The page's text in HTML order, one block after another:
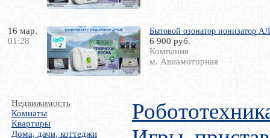
16 мар.
01:28
Бытовой озонатор ионизатор
6 900 руб.
Компания
м. Авиамоторная
Недвижимость
Комнаты
Квартиры
Дома, дачи, коттеджи